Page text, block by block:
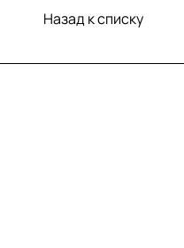
Назад к списку